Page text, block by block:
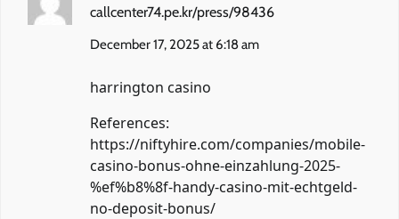
callcenter74.pe.kr/press/98436
December 17, 2025 at 6:18 am
harrington casino
References:
https://niftyhire.com/companies/mobile-
casino-bonus-ohne-einzahlung-2025-
%ef%b8%8f-handy-casino-mit-echtgeld-
no-deposit-bonus/